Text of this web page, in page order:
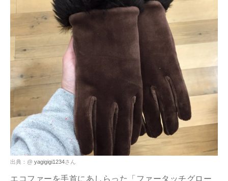
出典：@ yagigigi1234さん
エコファーを手首にあしらった「ファータッチグロー